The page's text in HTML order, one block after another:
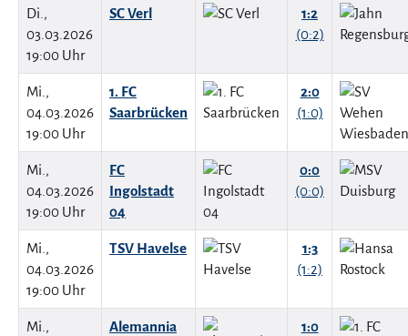
Di.,
03.03.2026
19:00 Uhr
SC Verl
1:2
(0:2)
Mi.,
04.03.2026
19:00 Uhr
1. FC
Saarbrücken
2:0
(1:0)
Mi.,
04.03.2026
19:00 Uhr
FC
Ingolstadt
04
0:0
(0:0)
Mi.,
04.03.2026
19:00 Uhr
TSV Havelse
1:3
(1:2)
Mi.,
Alemannia
1:0